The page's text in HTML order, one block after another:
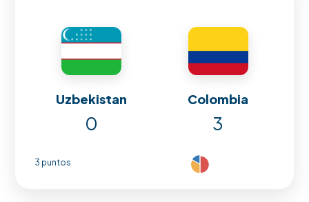
Uzbekistan Colombia
0 3
3 puntos